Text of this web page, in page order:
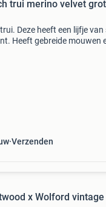
trui merino velvet
Deze heeft een lijfje
Heeft gebreide mouwen
Verzenden
x Wolford